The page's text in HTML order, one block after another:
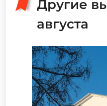
Другие
августа